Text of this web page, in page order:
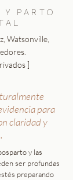
PARTO
Watsonville,
]
para
claridad y
y las
ser profundas
preparando